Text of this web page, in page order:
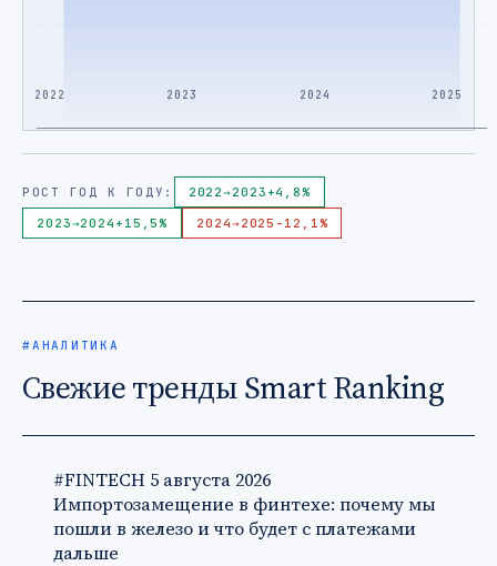
2022 2023 2024 2025
РОСТ ГОД К ГОДУ: 2022→ 2023 +4,8%
2023→2024 +15,5% 2024→ 2025 -12,1%
#АНАЛИТИКА
Свежие тренды Smart Ranking
#FINTECH 5 августа 2026
Импортозамещение в финтехе: почему мы
пошли в железо и что будет с платежами
дальше